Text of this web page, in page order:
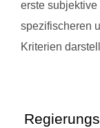
erste
spezifischeren
Kriterien